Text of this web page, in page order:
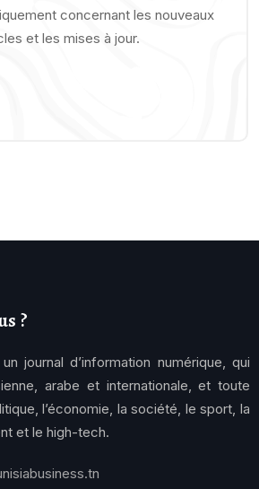
concernant les nouveaux
et les mises à jour.
?
journal d’information numérique, qui
arabe et internationale, et toute
l’économie, la société, le sport, la
et le high-tech.